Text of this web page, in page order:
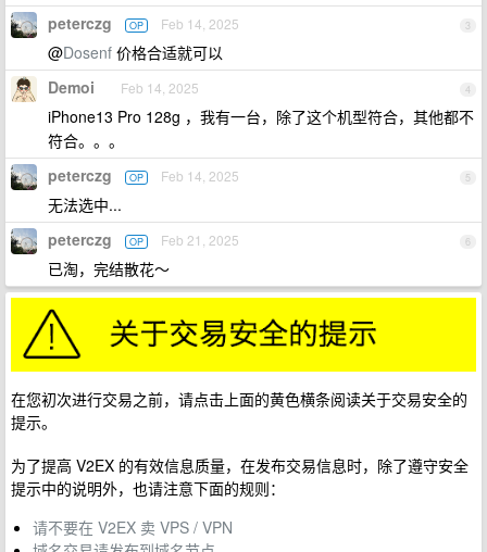
3
peterczg OP Feb 14, 2025
@Dosenf 价格合适就可以
4
Demoi Feb 14, 2025
iPhone13 Pro 128g ，我有一台，除了这个机型符合，其他都不
符合。。。
5
peterczg OP Feb 14, 2025
无法选中...
6
peterczg OP Feb 21, 2025
已淘，完结散花～
在您初次进行交易之前，请点击上面的黄色横条阅读关于交易安全的
提示。
为了提高 V2EX 的有效信息质量，在发布交易信息时，除了遵守安全
提示中的说明外，也请注意下面的规则：
请不要在 V2EX 卖 VPS / VPN